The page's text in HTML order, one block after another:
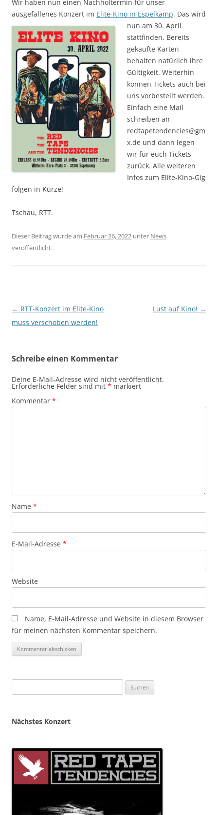
Wir haben nun einen Nachholtermin für unser
ausgefallenes Konzert im Elite-Kino in Espelkamp. Das wird
nun am 30. April
stattfinden. Bereits
gekaufte Karten
behalten natürlich ihre
Gültigkeit. Weiterhin
können Tickets auch bei
uns vorbestellt werden.
Einfach eine Mail
schreiben an
redtapetendencies@gm
x.de und dann legen
wir für euch Tickets
zurück. Alle weiteren
Infos zum Elite-Kino-Gig
folgen in Kürze!
Tschau, RTT.
Dieser Beitrag wurde am Februar 26, 2022 unter News
veröffentlicht.
Beitragsnavigation
← RTT-Konzert im Elite-Kino
muss verschoben werden!
Lust auf Kino! →
Schreibe einen Kommentar
Deine E-Mail-Adresse wird nicht veröffentlicht.
Erforderliche Felder sind mit * markiert
Kommentar *
Name *
E-Mail-Adresse *
Website
Name, E-Mail-Adresse und Website in diesem Browser
für meinen nächsten Kommentar speichern.
nach:
Nächstes Konzert